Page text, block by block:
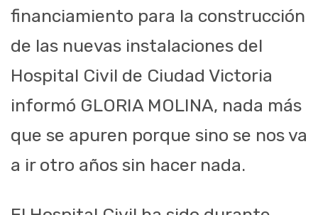
financiamiento para la construcción
de las nuevas instalaciones del
Hospital Civil de Ciudad Victoria
informó GLORIA MOLINA, nada más
que se apuren porque sino se nos va
a ir otro años sin hacer nada.